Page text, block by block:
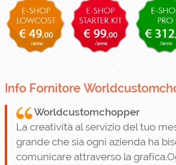
Info Fornitore
Worldcustomchopper
La creatività al servizio del tuo
grande che sia ogni azienda ha
comunicare attraverso la